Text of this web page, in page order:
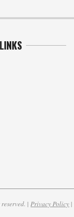
| Privacy Policy |